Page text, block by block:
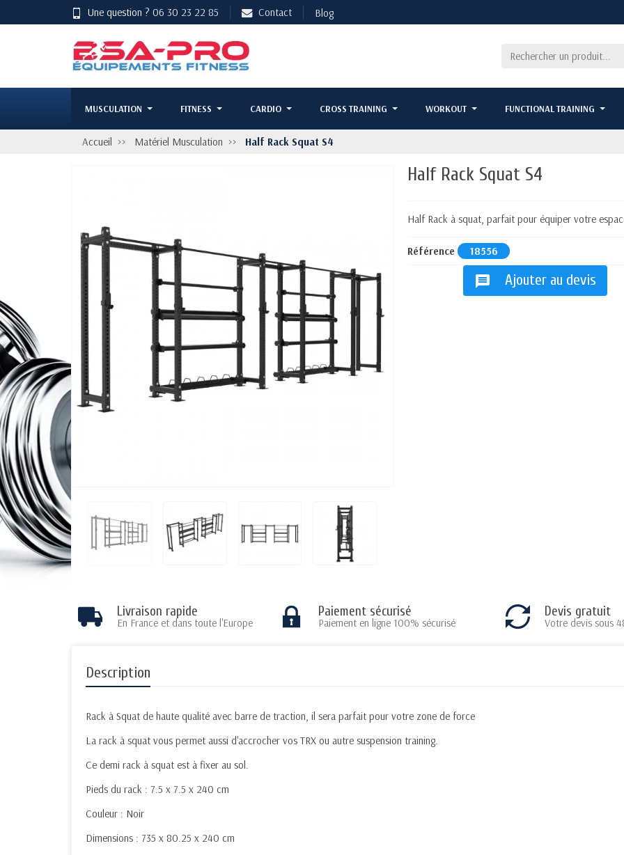
Une question ? 06 30 23 22 85 Contact Blog
MUSCULATION FITNESS CARDIO CROSS TRAINING WORKOUT FUNCTIONAL TRAINING
Accueil Matériel Musculation Half Rack Squat S4
Half Rack Squat S4
Half Rack à squat, parfait pour équiper votre
Référence 18556
message Ajouter au devis
Livraison rapide
En France et dans toute l'Europe
Paiement sécurisé
Paiement en ligne 100% sécurisé
Devis gratuit
Votre devis sous
Description
Rack à Squat de haute qualité avec barre de traction, il sera parfait pour votre zone de force
La rack à squat vous permet aussi d'accrocher vos TRX ou autre suspension training.
Ce demi rack à squat est à fixer au sol.
Pieds du rack : 7.5 x 7.5 x 240 cm
Couleur : Noir
Dimensions : 735 x 80.25 x 240 cm